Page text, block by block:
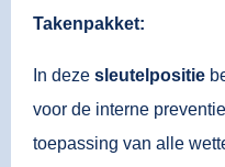
Takenpakket:
In deze sleutelpositie
voor de interne
toepassing van alle